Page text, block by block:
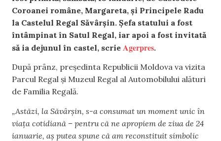
Coroanei române, Margareta, şi Principele Radu
la Castelul Regal Săvârșin. Șefa statului a fost
întâmpinat în Satul Regal, iar apoi a fost invitată
să ia dejunul în castel, scrie Agerpres.
După prânz, președinta Republicii Moldova va vizita
Parcul Regal şi Muzeul Regal al Automobilului alături
de Familia Regală.
„Astăzi, la Săvârșin, s-a consumat un moment unic în
viața cotidiană – pentru că ne apropiem de ziua de 24
ianuarie, aș putea spune că am reconstituit simbolic